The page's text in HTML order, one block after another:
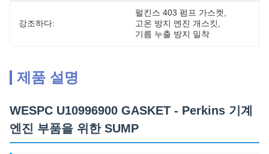
강조하다:
펄킨스 403 펌프 가스켓
고온 방지 엔진 개스킷
기름 누출 방지 밀착
제품 설명
WESPC U10996900 GASKET - Perkins 기계
엔진 부품을 위한 SUMP